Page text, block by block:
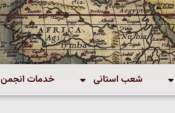
شعب استانی خدمات انجمن